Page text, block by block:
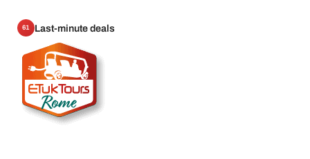
61 Last-minute deals